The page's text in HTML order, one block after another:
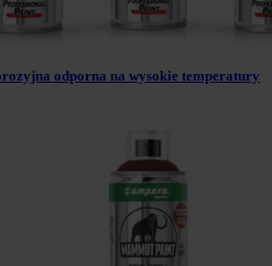
odporna na wysokie temperatury